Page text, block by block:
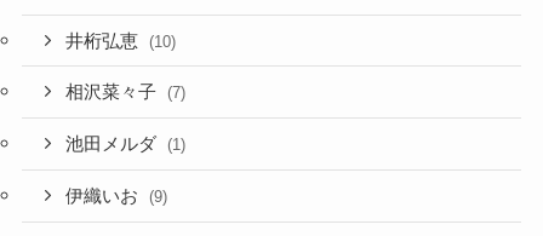
井桁弘恵 (10)
相沢菜々子 (7)
池田メルダ (1)
伊織いお (9)